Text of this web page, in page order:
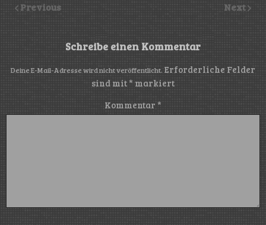
Previous Next
Schreibe einen Kommentar
Deine E-Mail-Adresse wird nicht veröffentlicht. Erforderliche Felder
sind mit* markiert
Kommentar *